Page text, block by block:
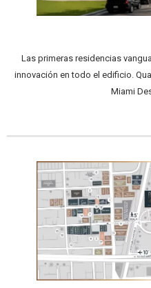
Las primeras residencias
innovación en todo el edificio.
Miami